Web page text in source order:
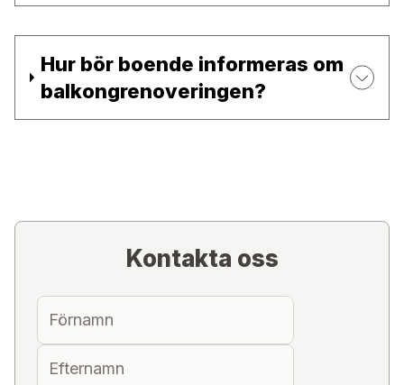
Hur bör boende informeras om
balkongrenoveringen?
Kontakta oss
Förnamn
Efternamn